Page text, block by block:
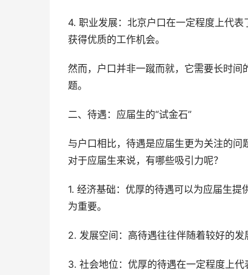
4. 职业发展：北京户口在一定程度上代
获得优质的工作机会。
然而，户口并非一蹴而就，它需要长时
题。
二、待遇：应届生的“试金石”
与户口相比，待遇是应届生更为关注的
对于应届生来说，有哪些吸引力呢？
1. 经济基础：优厚的待遇可以为应届生
为重要。
2. 发展空间：高待遇往往伴随着较好的
3. 社会地位：优厚的待遇在一定程度上